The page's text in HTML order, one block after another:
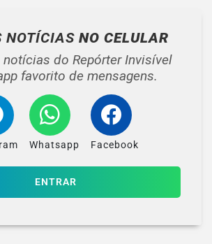
NOTÍCIAS NO CELULAR
notícias do Repórter Invisível
favorito de mensagens.
Whatsapp Facebook
ENTRAR